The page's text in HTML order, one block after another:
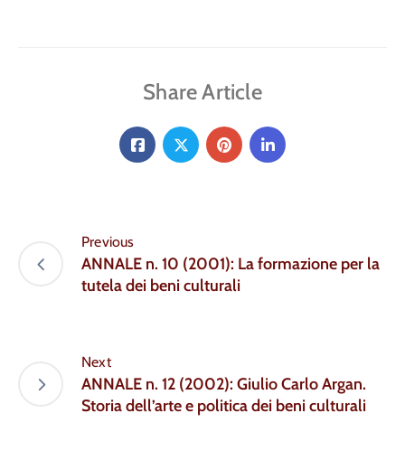
Share Article
Previous
ANNALE n. 10 (2001): La formazione per la
tutela dei beni culturali
Next
ANNALE n. 12 (2002): Giulio Carlo Argan.
Storia dell’arte e politica dei beni culturali